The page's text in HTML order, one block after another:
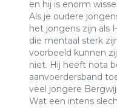
en hij is enorm
Als je oudere
het jongens zijn als
die mentaal sterk
voorbeeld kunnen
niet. Hij heeft nota
aanvoerdersband
veel jongere
Wat een intens